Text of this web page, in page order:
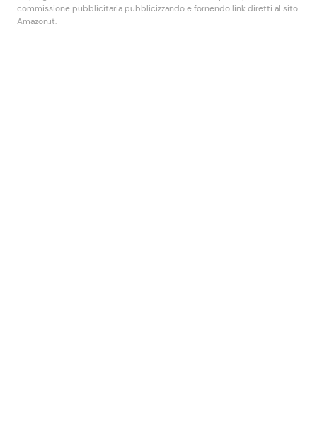
commissione pubblicitaria pubblicizzando e fornendo link diretti al sito
Amazon.it.